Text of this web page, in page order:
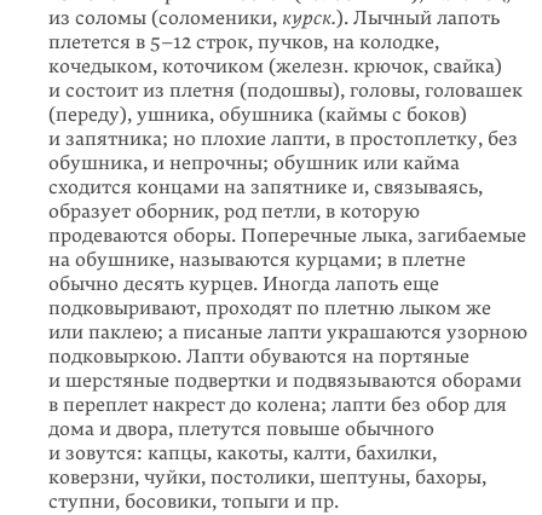
из соломы (соломеники, курск.). Лычный лапоть
плетется в 5–12 строк, пучков, на колодке,
кочедыком, коточиком (железн. крючок, свайка)
и состоит из плетня (подошвы), головы, головашек
(переду), ушника, обушника (каймы с боков)
и запятника; но плохие лапти, в простоплетку, без
обушника, и непрочны; обушник или кайма
сходится концами на запятнике и, связываясь,
образует оборник, род петли, в которую
продеваются оборы. Поперечные лыка, загибаемые
на обушнике, называются курцами; в плетне
обычно десять курцев. Иногда лапоть еще
подковы­ривают, проходят по плетню лыком же
или паклею; а писаные лапти украшаются узорною
подковыркою. Лапти обуваются на портяные
и шерстяные подвертки и подвязываются оборами
в переплет накрест до колена; лапти без обор для
дома и двора, плетутся повыше обычного
и зовутся: капцы, какоты, калти, бахилки,
коверзни, чуйки, постолики, шептуны, бахоры,
ступни, босовики, топыги и пр.